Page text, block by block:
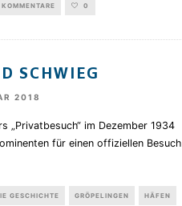
0
SCHWIEG
2018
„Privatbesuch“ im Dezember 1934
für einen offiziellen Besuch
GESCHICHTE GRÖPELINGEN HÄFEN